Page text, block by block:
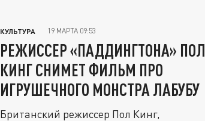
КУЛЬТУРА 19 МАРТА 09:53
РЕЖИССЕР «ПАДДИНГТОНА» ПОЛ
КИНГ СНИМЕТ ФИЛЬМ ПРО
ИГРУШЕЧНОГО МОНСТРА ЛАБУБУ
Британский режиссер Пол Кинг,